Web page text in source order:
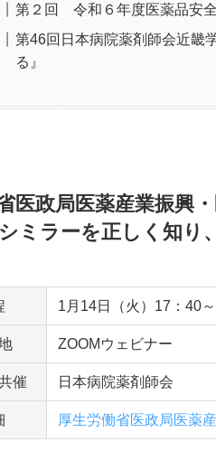
第２回 令和６年度医薬品安
第46回日本病院薬剤師会近畿
る』
医政局医薬産業振興
シミラーを正しく知り
1月14日（火）17：40
ZOOMウェビナー
催 日本病院薬剤師会
厚生労働省医政局医薬